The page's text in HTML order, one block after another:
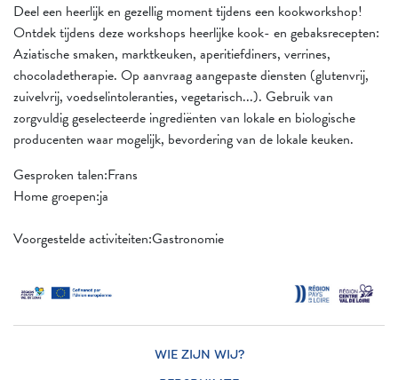
Deel een heerlijk en gezellig moment tijdens een kookworkshop!
Ontdek tijdens deze workshops heerlijke kook- en gebaksrecepten:
Aziatische smaken, marktkeuken, aperitiefdiners, verrines,
chocoladetherapie. Op aanvraag aangepaste diensten (glutenvrij,
zuivelvrij, voedselintoleranties, vegetarisch...). Gebruik van
zorgvuldig geselecteerde ingrediënten van lokale en biologische
producenten waar mogelijk, bevordering van de lokale keuken.
Gesproken talen:Frans
Home groepen:ja
Voorgestelde activiteiten:Gastronomie
WIE ZIJN WIJ?